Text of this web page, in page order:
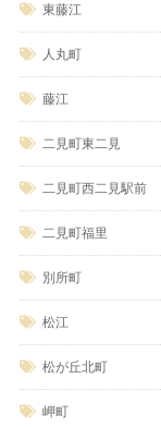
東藤江
人丸町
藤江
二見町東二見
二見町西二見駅前
二見町福里
別所町
松江
松が丘北町
岬町